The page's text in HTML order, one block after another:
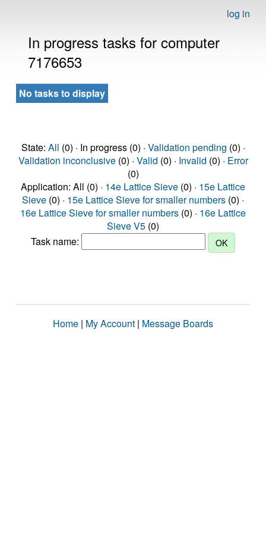
log in
In progress tasks for computer
7176653
No tasks to display
State: All (0) · In progress (0) · Validation pending (0) ·
Validation inconclusive(0) · Valid (0) · Invalid (0) · Error
(0)
Application: All (0) · 14e Lattice Sieve (0) · 15e Lattice
Sieve (0) · 15e Lattice Sieve for smaller numbers (0) ·
16e Lattice Sieve for smaller numbers (0) · 16e Lattice
Sieve V5 (0)
Task name:
Home | My Account | Message Boards